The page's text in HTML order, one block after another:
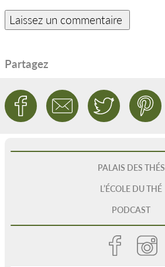
Partagez
PALAIS DES THÉS
L’ÉCOLE DU THÉ
PODCAST